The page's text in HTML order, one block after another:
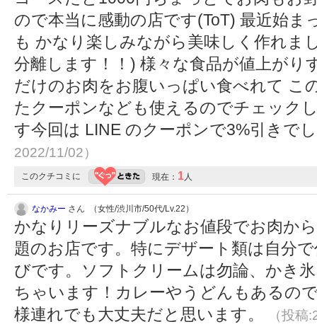
ので本当に感動の店です(ToT) 最近始
も かなり楽しみながら美味しく作れ
分離します！！) 様々な食品が値上がり
だけのお肉をお腹いっぱい食べれて こ
たクーポンなども使えるのでチェック
す今回は LINE のクーポンで3%引きで
2022/11/02）
このクチコミに 現在： 1人
なかみー さん （女性/渋川市/50代/Lv.22）
かなりリーズナブルなお値段でお肉か
題のお店です。特にデザート類は自分
びです。ソフトクリームは勿論、かき
ちゃいます！カレーやうどんもあるの
様連れでも大丈夫だと思います。
（投